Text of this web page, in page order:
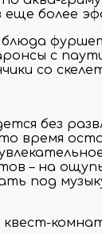
еще более
с
со
без
время
– на
под